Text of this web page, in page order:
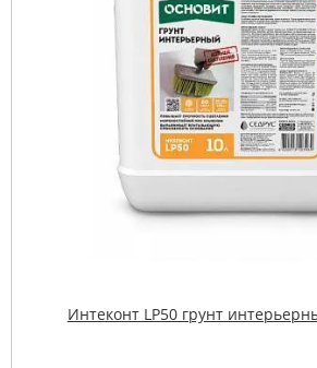
Интеконт LP50 грунт